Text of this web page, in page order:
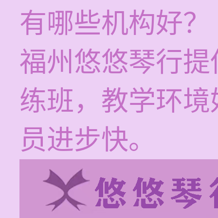
有哪些机构好？
福州悠悠琴行
练班，教学环
员进步快。